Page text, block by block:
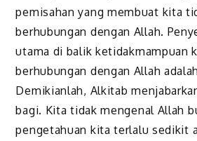
pemisahan yang membuat kita
berhubungan dengan Allah.
utama di balik ketidakmampuan
berhubungan dengan Allah
Demikianlah, Alkitab
bagi. Kita tidak mengenal Allah
pengetahuan kita terlalu sedikit